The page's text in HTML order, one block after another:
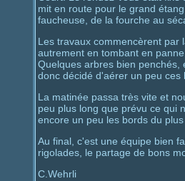
mit en route pour le grand
faucheuse, de la fourche au
Les travaux commencèrent par
autrement en tombant en
Quelques arbres bien
donc décidé d'aérer un peu ces
La matinée passa très vite et
peu plus long que prévu ce qui
encore un peu les bords du plus
Au final, c'est une équipe bien
rigolades, le partage de bons
C.Wehrli